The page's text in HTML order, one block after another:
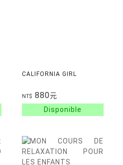
CALIFORNIA GIRL
NT$ 880元